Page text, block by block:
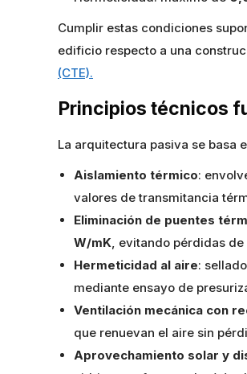
Cumplir estas condiciones
edificio respecto a una
(CTE).
Principios técnicos
La arquitectura pasiva se basa
Aislamiento térmico:
valores de transmitancia
Eliminación de puentes
W/mK , evitando pérdidas
Hermeticidad al aire:
mediante ensayo de
Ventilación mecánica con
que renuevan el aire sin
Aprovechamiento solar y